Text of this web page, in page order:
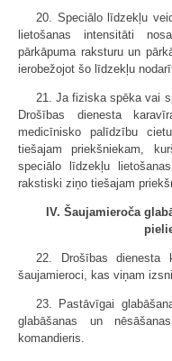
20. Speciālo līdzekļu
lietošanas intensitāti
pārkāpuma raksturu un
ierobežojot šo līdzekļu
21. Ja fiziska spēka vai
Drošības dienesta
medicīnisko palīdzību
tiešajam priekšniekam,
speciālo līdzekļu
rakstiski ziņo tiešajam
IV. Šaujamieroča
22. Drošības dienesta
šaujamieroci, kas viņam
23. Pastāvīgai
glabāšanas un
komandieris.